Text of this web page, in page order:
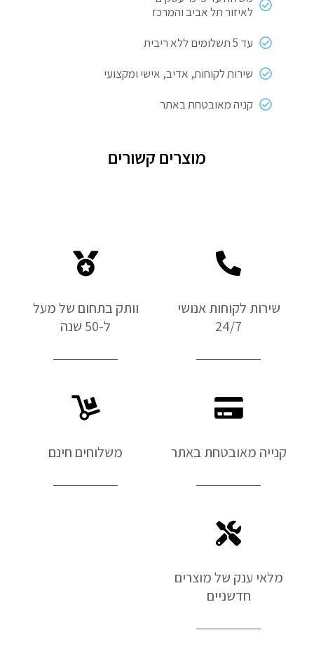
לאיזור תל אביב והמרכז
עד 5 תשלומים ללא ריבית
שירות לקוחות, אדיב, אישי ומקצועי
קניה מאובטחת באתר
מוצרים קשורים
שירות לקוחות אנושי
24/7
וותק בתחום של מעל
ל-50 שנה
קנייה מאובטחת באתר משלוחים חינם
מלאי ענק של מוצרים
חדשניים